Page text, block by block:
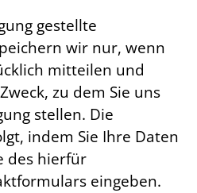
gestellte
wir nur, wenn
mitteilen und
zu dem Sie uns
stellen. Die
indem Sie Ihre Daten
des hierfür
eingeben.